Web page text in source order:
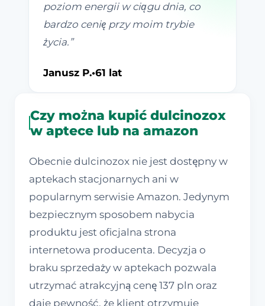
poziom energii w ciągu dnia, co
bardzo cenię przy moim trybie
życia. ”
Janusz P.•61 lat
Czy można kupić dulcinozox
w aptece lub na amazon
Obecnie dulcinozox nie jest dostępny w
aptekach stacjonarnych ani w
popularnym serwisie Amazon. Jedynym
bezpiecznym sposobem nabycia
produktu jest oficjalna strona
internetowa producenta. Decyzja o
braku sprzedaży w aptekach pozwala
utrzymać atrakcyjną cenę 137 pln oraz
daje pewność, że klient otrzymuje